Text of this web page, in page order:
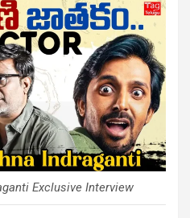
Exclusive Interview